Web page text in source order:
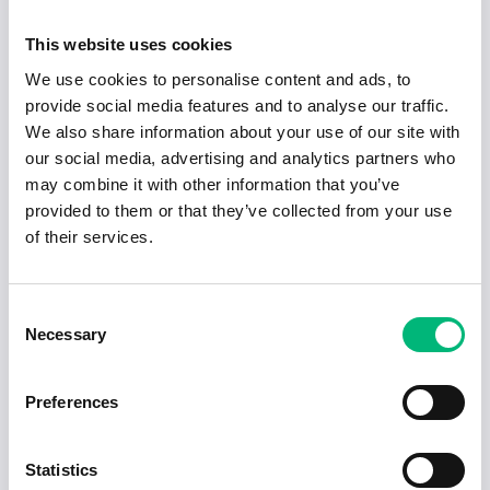
This website uses cookies
We use cookies to personalise content and ads, to
provide social media features and to analyse our traffic.
We also share information about your use of our site with
our social media, advertising and analytics partners who
may combine it with other information that you’ve
provided to them or that they’ve collected from your use
of their services.
Selection
Necessary
Preferences
Statistics
Slipare för omgående anställning söks
ti...
Busspart Sverige AB
Varberg Heltid 2026-08-16
2026-07-13
Vi söker Svetsare!
Nr. 2 personalpartner AB
Vi söker Tig svetsare!
2026-08-02